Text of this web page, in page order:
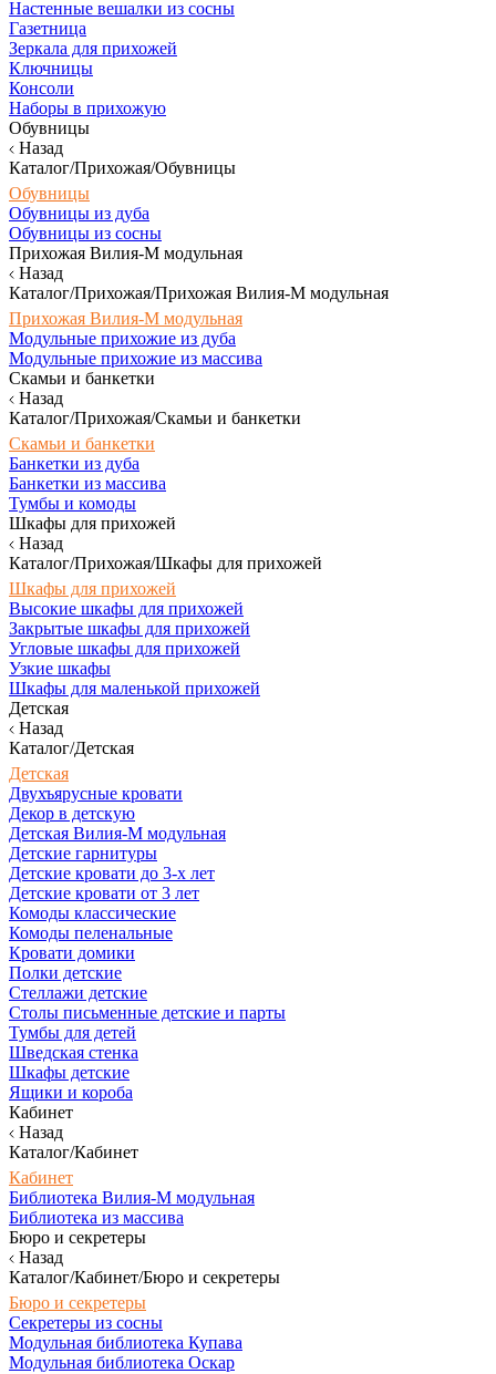
Настенные вешалки из сосны
Газетница
Зеркала для прихожей
Ключницы
Консоли
Наборы в прихожую
Обувницы
Назад
Каталог/Прихожая/Обувницы
Обувницы
Обувницы из дуба
Обувницы из сосны
Прихожая Вилия-М модульная
Назад
Каталог/Прихожая/Прихожая Вилия-М модульная
Прихожая Вилия-М модульная
Модульные прихожие из дуба
Модульные прихожие из массива
Скамьи и банкетки
Назад
Каталог/Прихожая/Скамьи и банкетки
Скамьи и банкетки
Банкетки из дуба
Банкетки из массива
Тумбы и комоды
Шкафы для прихожей
Назад
Каталог/Прихожая/Шкафы для прихожей
Шкафы для прихожей
Высокие шкафы для прихожей
Закрытые шкафы для прихожей
Угловые шкафы для прихожей
Узкие шкафы
Шкафы для маленькой прихожей
Детская
Назад
Каталог/Детская
Детская
Двухъярусные кровати
Декор в детскую
Детская Вилия-М модульная
Детские гарнитуры
Детские кровати до 3-х лет
Детские кровати от 3 лет
Комоды классические
Комоды пеленальные
Кровати домики
Полки детские
Стеллажи детские
Столы письменные детские и парты
Тумбы для детей
Шведская стенка
Шкафы детские
Ящики и короба
Кабинет
Назад
Каталог/Кабинет
Кабинет
Библиотека Вилия-М модульная
Библиотека из массива
Бюро и секретеры
Назад
Каталог/Кабинет/Бюро и секретеры
Бюро и секретеры
Секретеры из сосны
Модульная библиотека Купава
Модульная библиотека Оскар